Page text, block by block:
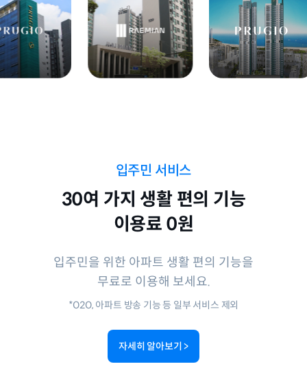
입주민 서비스
30여 가지 생활 편의 기능
이용료 0원
입주민을 위한 아파트 생활 편의 기능을
무료로 이용해 보세요.
*O2O, 아파트 방송 기능 등 일부 서비스 제외
자세히 알아보기>